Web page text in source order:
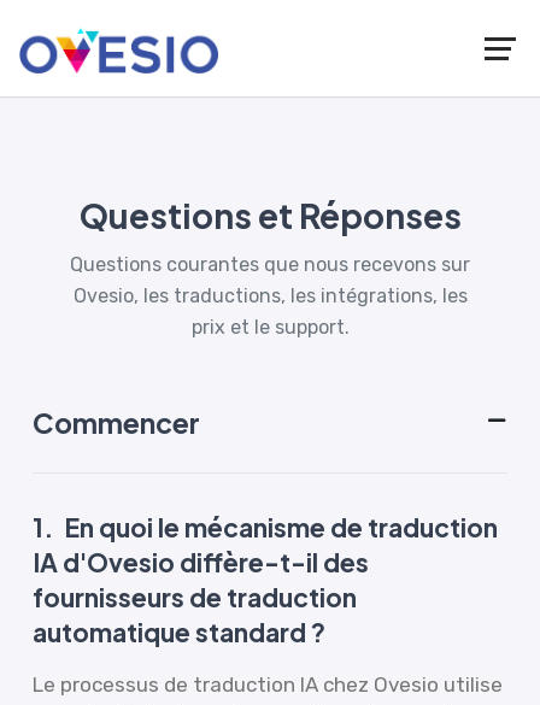
Questions et Réponses
Questions courantes que nous recevons sur
Ovesio, les traductions, les intégrations, les
prix et le support.
Commencer
1. En quoi le mécanisme de traduction
IA d'Ovesio diffère-t-il des
fournisseurs de traduction
automatique standard ?
Le processus de traduction IA chez Ovesio utilise